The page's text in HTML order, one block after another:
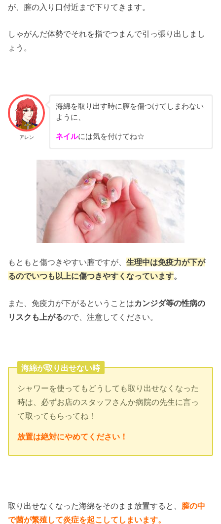
が、膣の入り口付近まで下りてきます。
しゃがんだ体勢でそれを指でつまんで引っ張り出しまし
ょう。
アレン
海綿を取り出す時に膣を傷つけてしまわない
ように、
ネイルには気を付けてね☆
もともと傷つきやすい膣ですが、生理中は免疫力が下が
るのでいつも以上に傷つきやすくなっています。
また、免疫力が下がるということはカンジダ等の性病の
リスクも上がるので、注意してください。
海綿が取り出せない時
シャワーを使ってもどうしても取り出せなくなった
時は、必ずお店のスタッフさんか病院の先生に言っ
て取ってもらってね！
放置は絶対にやめてください！
取り出せなくなった海綿をそのまま放置すると、 膣の中
で菌が繁殖して炎症を起こしてしまいます。